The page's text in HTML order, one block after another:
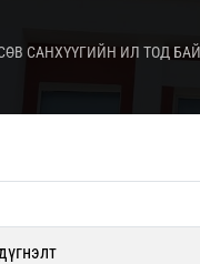
САНХҮҮГИЙН ИЛ ТОД